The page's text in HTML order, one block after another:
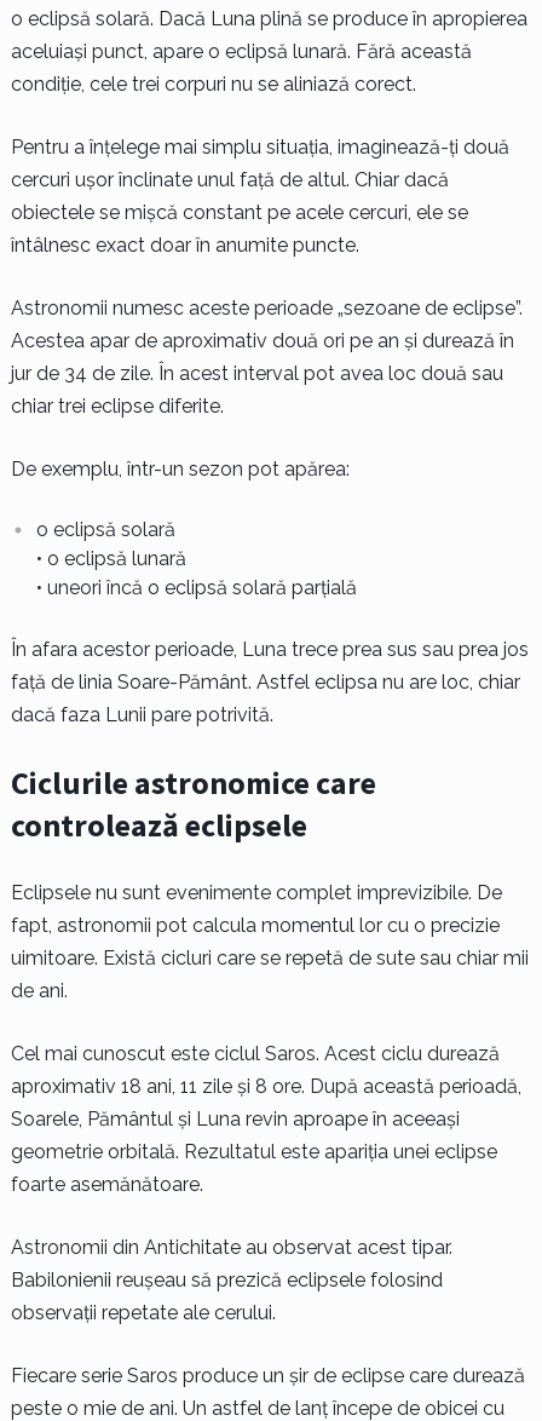
o eclipsă solară. Dacă Luna plină se produce în apropierea
aceluiași punct, apare o eclipsă lunară. Fără această
condiție, cele trei corpuri nu se aliniază corect.
Pentru a înțelege mai simplu situația, imaginează-ți două
cercuri ușor înclinate unul față de altul. Chiar dacă
obiectele se mișcă constant pe acele cercuri, ele se
întâlnesc exact doar în anumite puncte.
Astronomii numesc aceste perioade „sezoane de eclipse”.
Acestea apar de aproximativ două ori pe an și durează în
jur de 34 de zile. În acest interval pot avea loc două sau
chiar trei eclipse diferite.
De exemplu, într-un sezon pot apărea:
o eclipsă solară
• o eclipsă lunară
• uneori încă o eclipsă solară parțială
În afara acestor perioade, Luna trece prea sus sau prea jos
față de linia Soare-Pământ. Astfel eclipsa nu are loc, chiar
dacă faza Lunii pare potrivită.
Ciclurile astronomice care
controlează eclipsele
Eclipsele nu sunt evenimente complet imprevizibile. De
fapt, astronomii pot calcula momentul lor cu o precizie
uimitoare. Există cicluri care se repetă de sute sau chiar mii
de ani.
Cel mai cunoscut este ciclul Saros. Acest ciclu durează
aproximativ 18 ani, 11 zile și 8 ore. După această perioadă,
Soarele, Pământul și Luna revin aproape în aceeași
geometrie orbitală. Rezultatul este apariția unei eclipse
foarte asemănătoare.
Astronomii din Antichitate au observat acest tipar.
Babilonienii reușeau să prezică eclipsele folosind
observații repetate ale cerului.
Fiecare serie Saros produce un șir de eclipse care durează
peste o mie de ani. Un astfel de lanț începe de obicei cu